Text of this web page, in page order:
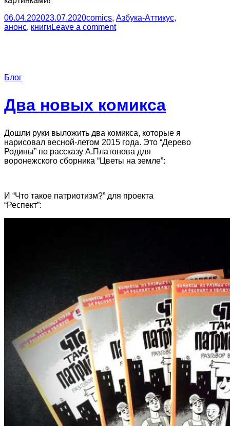
06.04.202023.07.2020comics, Азбука-Аттикус,
анонс, книги Leave a comment
Блог
Два новых комикса
Дошли руки выложить два комикса, которые я
нарисовал весной-летом 2015 года. Это “Дерево
Родины” по рассказу А.Платонова для
воронежского сборника “Цветы на земле”:
И “Что такое патриотизм?” для проекта
“Респект”: